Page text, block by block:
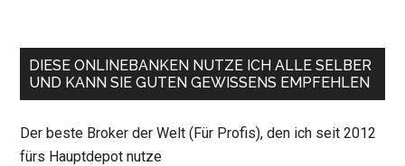
DIESE ONLINEBANKEN NUTZE ICH ALLE SELBER
UND KANN SIE GUTEN GEWISSENS EMPFEHLEN
Der beste Broker der Welt (Für Profis), den ich seit 2012
fürs Hauptdepot nutze